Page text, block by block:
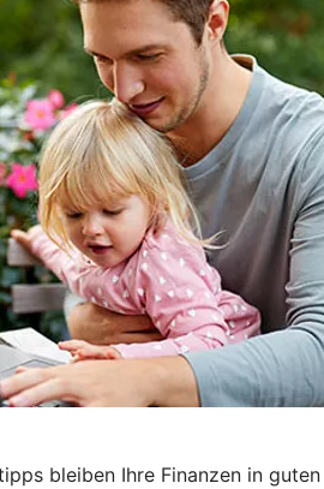
bleiben Ihre Finanzen in guten